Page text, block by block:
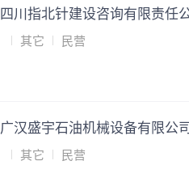
四川指北针建设咨询有限责任
其它 民营
广汉盛宇石油机械设备有限公司
其它 民营